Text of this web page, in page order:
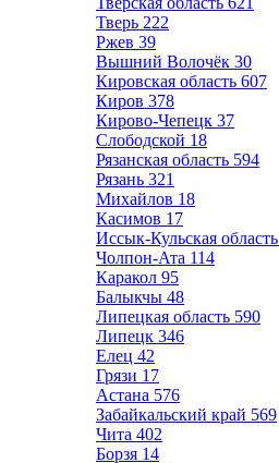
Тверь 222
Ржев 39
Вышний Волочёк 30
Кировская область 607
Киров 378
Кирово-Чепецк 37
Слободской 18
Рязанская область 594
Рязань 321
Михайлов 18
Касимов 17
Иссык-Кульская область
Чолпон-Ата 114
Каракол 95
Балыкчы 48
Липецкая область 590
Липецк 346
Елец 42
Грязи 17
Астана 576
Забайкальский край 569
Чита 402
Борзя 14